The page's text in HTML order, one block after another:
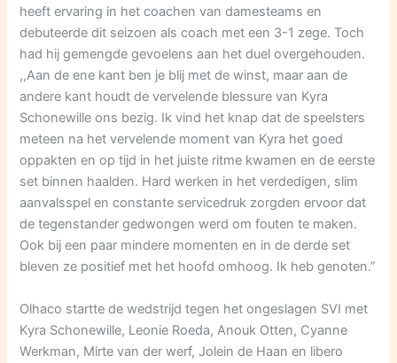
heeft ervaring in het coachen van damesteams en
debuteerde dit seizoen als coach met een 3-1 zege. Toch
had hij gemengde gevoelens aan het duel overgehouden.
,,Aan de ene kant ben je blij met de winst, maar aan de
andere kant houdt de vervelende blessure van Kyra
Schonewille ons bezig. Ik vind het knap dat de speelsters
meteen na het vervelende moment van Kyra het goed
oppakten en op tijd in het juiste ritme kwamen en de eerste
set binnen haalden. Hard werken in het verdedigen, slim
aanvalsspel en constante servicedruk zorgden ervoor dat
de tegenstander gedwongen werd om fouten te maken.
Ook bij een paar mindere momenten en in de derde set
bleven ze positief met het hoofd omhoog. Ik heb genoten.”
Olhaco startte de wedstrijd tegen het ongeslagen SVI met
Kyra Schonewille, Leonie Roeda, Anouk Otten, Cyanne
Werkman, Mirte van der werf, Jolein de Haan en libero